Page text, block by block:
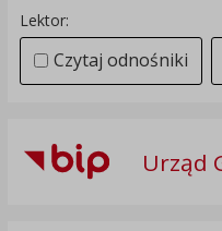
Lektor:
Czytaj odnośniki
Urząd